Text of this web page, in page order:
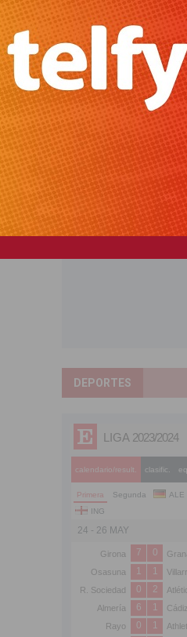
El Gordo
Euromillones
Loteria
Once
PUBLICIDAD
DEPORTES